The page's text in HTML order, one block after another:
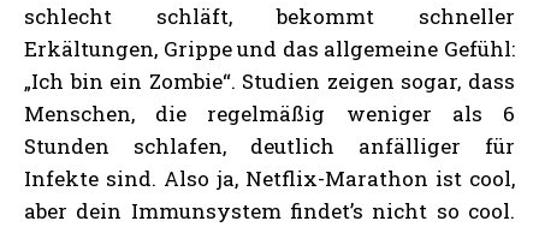
schlecht schläft, bekommt schneller
Erkältungen, Grippe und das allgemeine Gefühl:
„Ich bin ein Zombie“. Studien zeigen sogar, dass
Menschen, die regelmäßig weniger als 6
Stunden schlafen, deutlich anfälliger für
Infekte sind. Also ja, Netflix-Marathon ist cool,
aber dein Immunsystem findet’s nicht so cool.